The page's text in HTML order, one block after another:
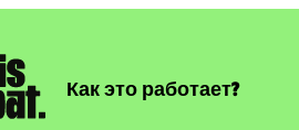
Как это работает?